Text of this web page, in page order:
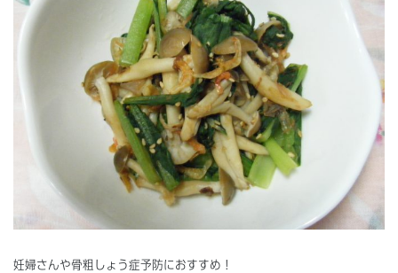
妊婦さんや骨粗しょう症予防におすすめ！